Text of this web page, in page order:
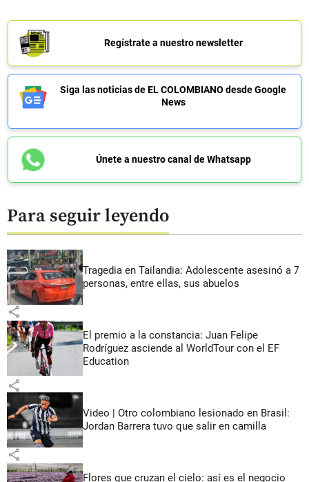
Regístrate a nuestro newsletter
Siga las noticias de EL COLOMBIANO desde Google
News
Únete a nuestro canal de Whatsapp
Para seguir leyendo
Tragedia en Tailandia: Adolescente asesinó a 7
personas, entre ellas, sus abuelos
share
El premio a la constancia: Juan Felipe
Rodríguez asciende al WorldTour con el EF
Education
share
Video | Otro colombiano lesionado en Brasil:
Jordan Barrera tuvo que salir en camilla
share
Flores que cruzan el cielo: así es el negocio